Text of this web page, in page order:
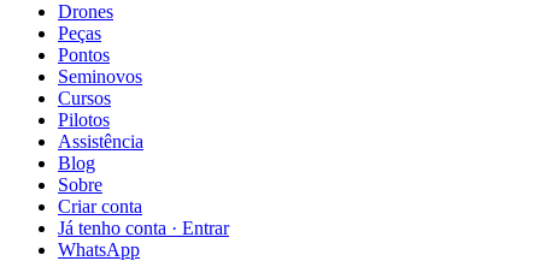
Drones
Peças
Pontos
Seminovos
Cursos
Pilotos
Assistência
Blog
Sobre
Criar conta
Já tenho conta · Entrar
WhatsApp